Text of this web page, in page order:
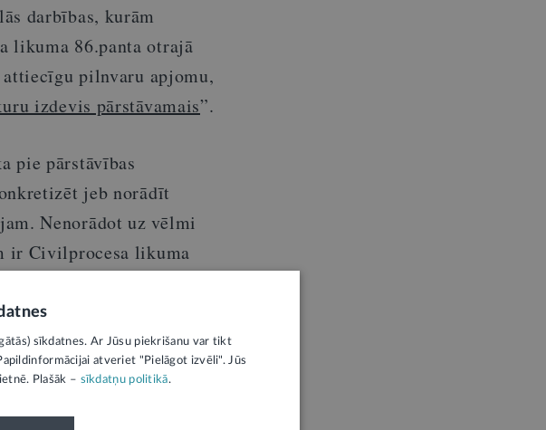
darbības, kurām
likuma 86.panta otrajā
pilnvaru apjomu,
izdevis pārstāvamais”.
pie pārstāvības
jeb norādīt
Nenorādot uz vēlmi
ir Civilprocesa likuma
sīkdatnes. Ar Jūsu piekrišanu var tikt
atveriet "Pielāgot izvēli". Jūs
Plašāk – sīkdatņu politikā.